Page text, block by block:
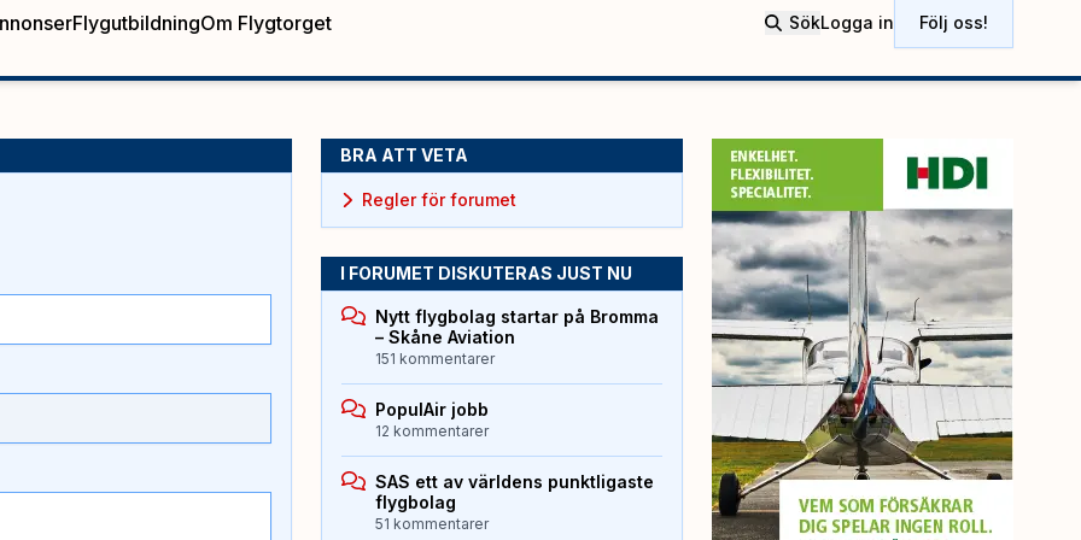
FlygutbildningOm Flygtorget SökLogga in Följ oss!
BRA ATT VETA
Regler för forumet
I FORUMET DISKUTERAS JUST NU
Nytt flygbolag startar på Bromma
– Skåne Aviation
151 kommentarer
PopulAir jobb
12 kommentarer
SAS ett av världens punktligaste
flygbolag
51 kommentarer